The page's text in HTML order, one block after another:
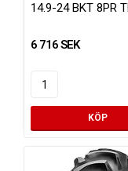
14.9-24 BKT 8PR
6 716 SEK
KÖP